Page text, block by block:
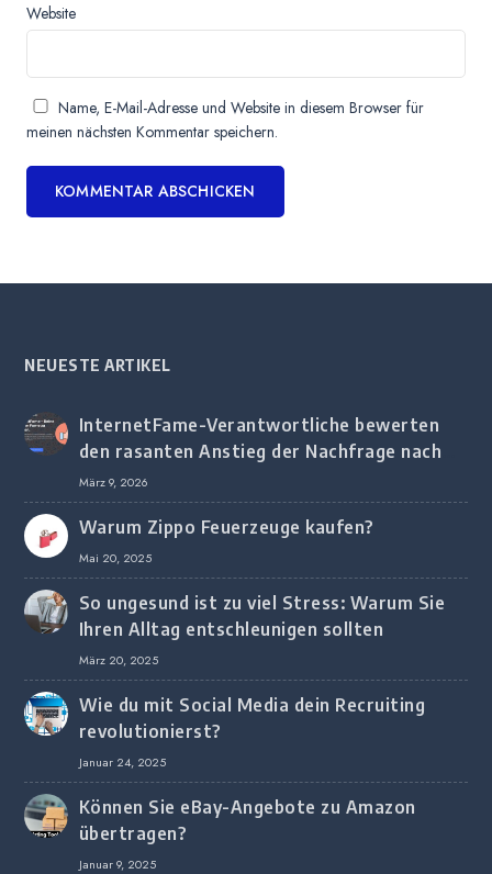
Website
Name, E-Mail-Adresse und Website in diesem Browser für
meinen nächsten Kommentar speichern.
NEUESTE ARTIKEL
InternetFame-Verantwortliche bewerten
den rasanten Anstieg der Nachfrage nach
digitalem Marketing bei deutschen
Unternehmen
März 9, 2026
Warum Zippo Feuerzeuge kaufen?
Mai 20, 2025
So ungesund ist zu viel Stress: Warum Sie
Ihren Alltag entschleunigen sollten
März 20, 2025
Wie du mit Social Media dein Recruiting
revolutionierst?
Januar 24, 2025
Können Sie eBay-Angebote zu Amazon
übertragen?
Januar 9, 2025